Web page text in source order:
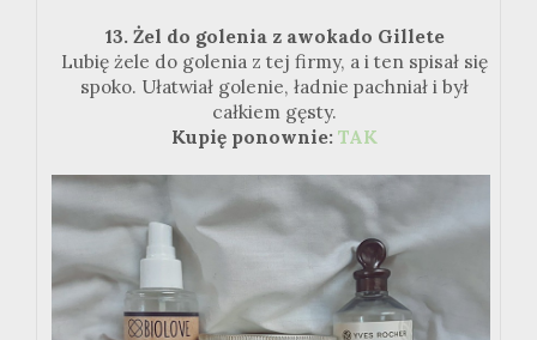
13. Żel do golenia z awokado Gillete
Lubię żele do golenia z tej firmy, a i ten spisał się
spoko. Ułatwiał golenie, ładnie pachniał i był
całkiem gęsty.
Kupię ponownie: TAK